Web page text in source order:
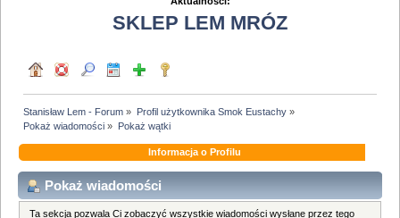
SKLEP LEM MRÓZ
Stanisław Lem - Forum » Profil użytkownika Smok Eustachy»
Pokaż wiadomości » Pokaż wątki
Informacja o Profilu
Pokaż wiadomości
Ta sekcja pozwala Ci zobaczyć wszystkie wiadomości wysłane przez tego